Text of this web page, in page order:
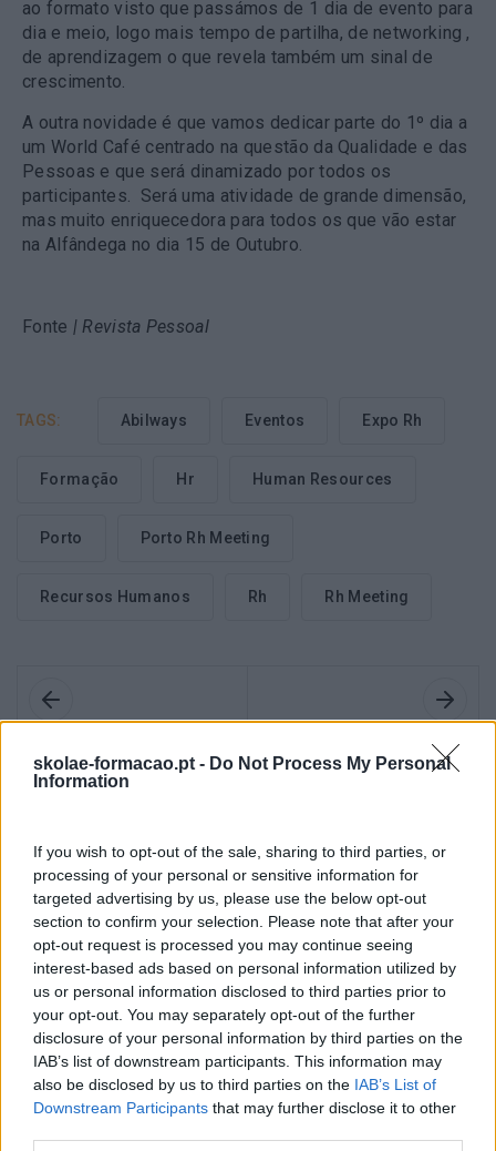
skolae-formacao.pt - Do Not Process My Personal
Information
If you wish to opt-out of the sale, sharing to third parties, or
processing of your personal or sensitive information for
targeted advertising by us, please use the below opt-out
section to confirm your selection. Please note that after your
opt-out request is processed you may continue seeing
interest-based ads based on personal information utilized by
us or personal information disclosed to third parties prior to
your opt-out. You may separately opt-out of the further
disclosure of your personal information by third parties on the
IAB’s list of downstream participants. This information may
also be disclosed by us to third parties on the IAB’s List of
Downstream Participants that may further disclose it to other
ao formato visto que passámos de 1 dia de evento para
dia e meio, logo mais tempo de partilha, de networking ,
de aprendizagem o que revela também um sinal de
crescimento.
A outra novidade é que vamos dedicar parte do 1º dia a
um World Café centrado na questão da Qualidade e das
Pessoas e que será dinamizado por todos os
participantes. Será uma atividade de grande dimensão,
mas muito enriquecedora para todos os que vão estar
na Alfândega no dia 15 de Outubro.
Fonte | Revista Pessoal
TAGS: Abilways Eventos Expo Rh
Formação Hr Human Resources
Porto Porto Rh Meeting
Recursos Humanos Rh Rh Meeting
EXPORH – EDIÇÃO 2015
TOGETHER
Seguinte
ENTREVISTA DO
MEETING 2015
Também Poderá Gostar